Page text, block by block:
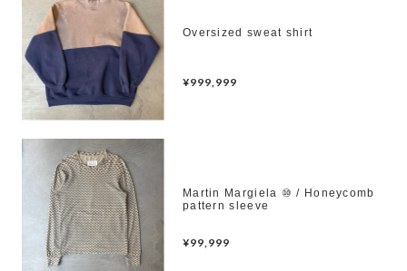
Oversized sweat shirt
¥999,999
Martin Margiela ⑩ / Honeycomb
pattern sleeve
¥99,999